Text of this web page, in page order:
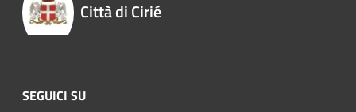
Città di Cirié
SEGUICI SU